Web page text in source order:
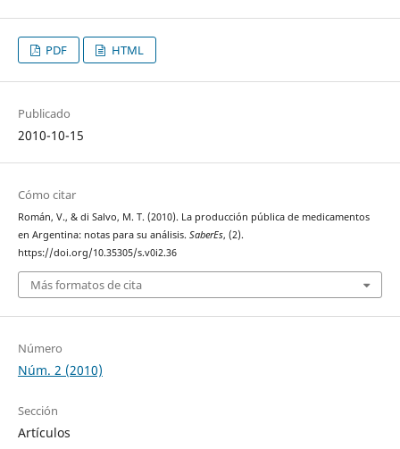
PDF HTML
Publicado
2010-10-15
Cómo citar
Román, V., & di Salvo, M. T. (2010). La producción pública de medicamentos
en Argentina: notas para su análisis. SaberEs, (2).
https://doi.org/10.35305/s.v0i2.36
Más formatos de cita
Número
Núm. 2 (2010)
Sección
Artículos